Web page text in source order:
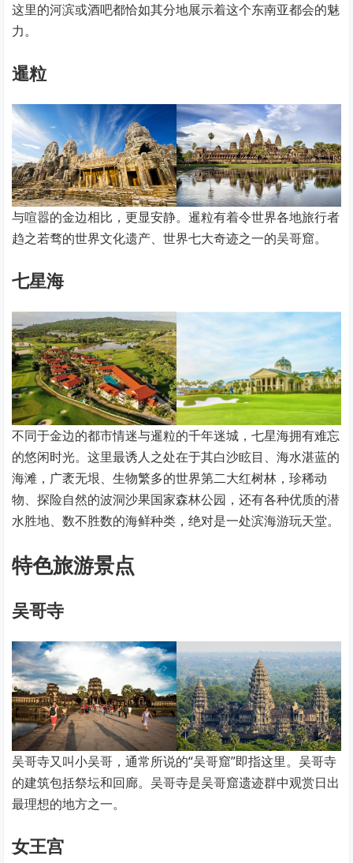
这里的河滨或酒吧都恰如其分地展示着这个东南亚都会的魅
力。
暹粒
与喧嚣的金边相比，更显安静。暹粒有着令世界各地旅行者
趋之若骛的世界文化遗产、世界七大奇迹之一的吴哥窟。
七星海
不同于金边的都市情迷与暹粒的千年迷城，七星海拥有难忘
的悠闲时光。这里最诱人之处在于其白沙眩目、海水湛蓝的
海滩，广袤无垠、生物繁多的世界第二大红树林，珍稀动
物、探险自然的波洞沙果国家森林公园，还有各种优质的潜
水胜地、数不胜数的海鲜种类，绝对是一处滨海游玩天堂。
特色旅游景点
吴哥寺
吴哥寺又叫小吴哥，通常所说的“吴哥窟”即指这里。吴哥寺
的建筑包括祭坛和回廊。吴哥寺是吴哥窟遗迹群中观赏日出
最理想的地方之一。
女王宫